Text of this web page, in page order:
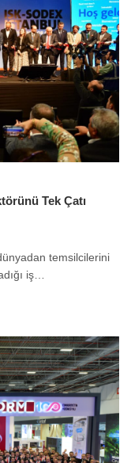
Tek Çatı
temsilcilerini
iş…